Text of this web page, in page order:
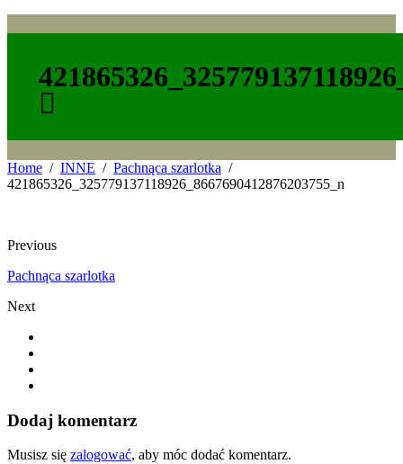
Home INNE
Pachnąca szarlotka
421865326_325779137118926_8667690412876203755_n
Previous
Pachnąca szarlotka
Next
Dodaj komentarz
Musisz się zalogować, aby móc dodać komentarz.